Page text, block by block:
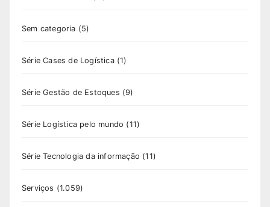
Sem categoria (5)
Série Cases de Logística(1)
Série Gestão de Estoques (9)
Série Logística pelo mundo (11)
Série Tecnologia da informação (11)
Serviços (1.059)